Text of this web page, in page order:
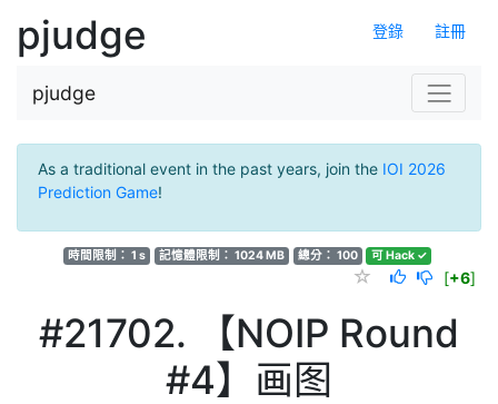
登錄 註冊
pjudge
pjudge
As a traditional event in the past years, join the IOI 2026
Prediction Game!
時間限制： 1 s 記憶體限制： 1024 MB 總分： 100 可 Hack ✓
[+6]
#21702. 【NOIP Round
#4】画图